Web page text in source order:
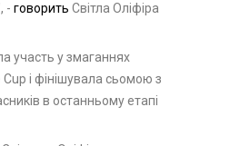
- говорить Світла Оліфіра
участь у змаганнях
і фінішувала сьомою з
в останньому етапі